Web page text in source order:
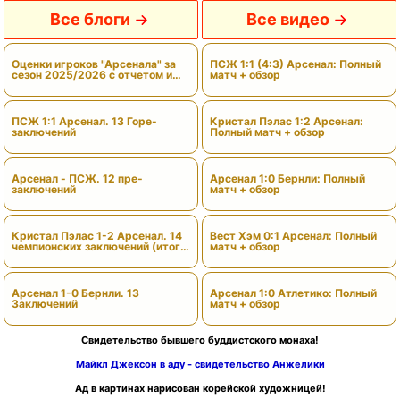
Все блоги
Оценки игроков "Арсенала" за
сезон 2025/2026 с отчетом и
ПСЖ 1:1 Арсенал. 13 Горе-
заключений
Арсенал - ПСЖ. 12 пре-
заключений
Кристал Пэлас 1-2 Арсенал. 14
чемпионских заключений (итоги
Арсенал 1-0 Бернли. 13
Заключений
Все видео
ПСЖ 1:1 (4:3) Арсенал: Полный
матч + обзор
Кристал Пэлас 1:2 Арсенал:
Полный матч + обзор
Арсенал 1:0 Бернли: Полный
матч + обзор
Вест Хэм 0:1 Арсенал: Полный
матч + обзор
Арсенал 1:0 Атлетико: Полный
матч + обзор
Свидетельство бывшего буддистского монаха!
Майкл Джексон в аду - свидетельство Анжелики
Ад в картинах нарисован корейской художницей!